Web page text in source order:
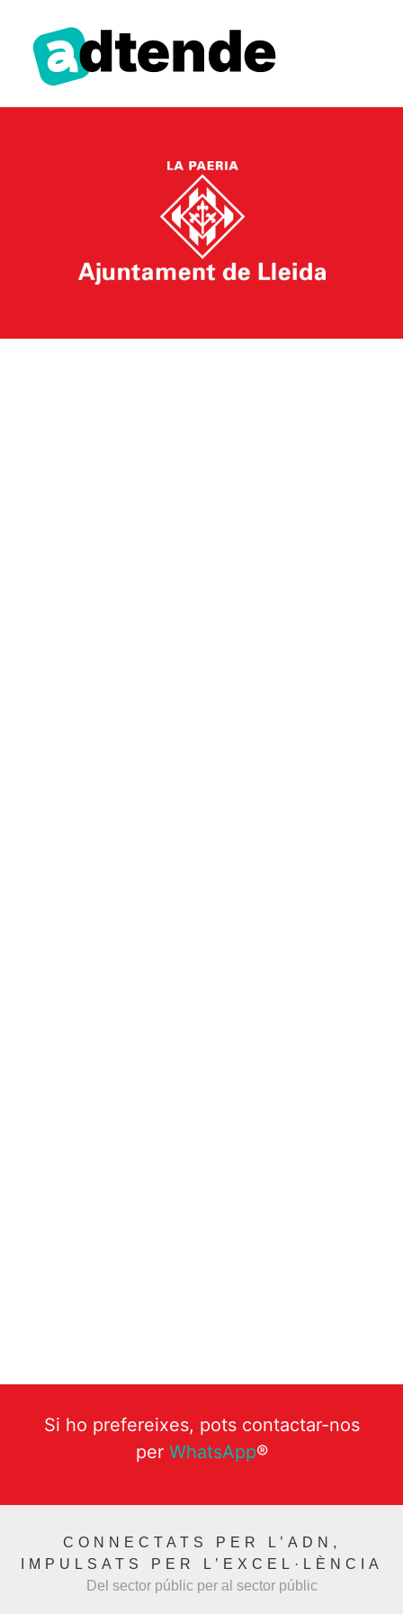
Si ho prefereixes, pots contactar-nos
per WhatsApp®
CONNECTATS PER L’ADN,
IMPULSATS PER L’EXCEL·LÈNCIA
Del sector públic per al sector públic